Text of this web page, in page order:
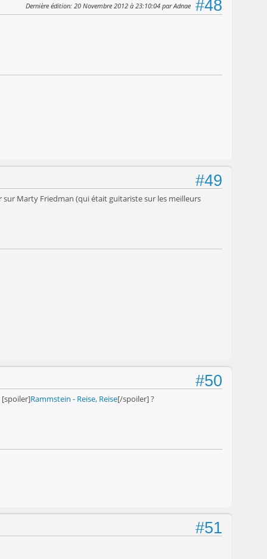
#48
Dernière édition: 20 Novembre 2012 à 23:10:04 par Adnae
#49
Marty Friedman (qui était guitariste sur les meilleurs
#50
[spoiler]Rammstein - Reise, Reise[/spoiler] ?
#51